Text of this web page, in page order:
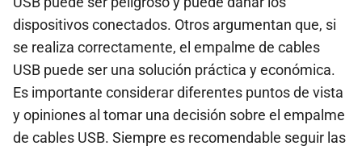
dispositivos conectados. Otros argumentan que, si
se realiza correctamente, el empalme de cables
USB puede ser una solución práctica y económica.
Es importante considerar diferentes puntos de vista
y opiniones al tomar una decisión sobre el empalme
de cables USB. Siempre es recomendable seguir las